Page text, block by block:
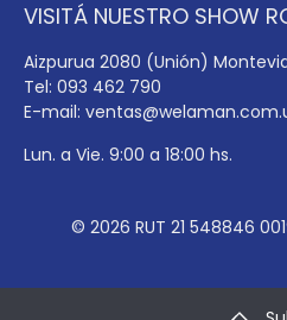
VISITÁ NUESTRO SHOW
Aizpurua 2080 (Unión)
Tel: 093 462 790
E-mail:
Lun. a Vie. 9:00 a 18:00 hs.
© 2026 RUT 21 548846